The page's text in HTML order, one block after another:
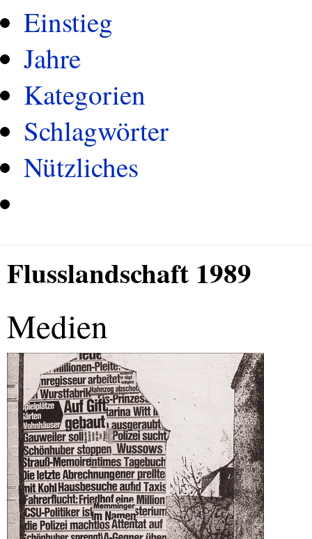
Einstieg
Jahre
Kategorien
Schlagwörter
Nützliches
Flusslandschaft 1989
Medien